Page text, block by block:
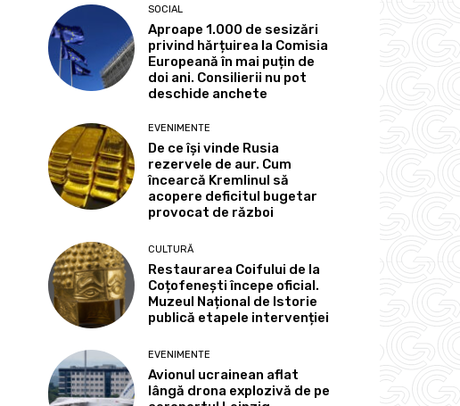
SOCIAL
Aproape 1.000 de sesizări
privind hărțuirea la Comisia
Europeană în mai puțin de
doi ani. Consilierii nu pot
deschide anchete
EVENIMENTE
De ce își vinde Rusia
rezervele de aur. Cum
încearcă Kremlinul să
acopere deficitul bugetar
provocat de război
CULTURĂ
Restaurarea Coifului de la
Coțofenești începe oficial.
Muzeul Național de Istorie
publică etapele intervenției
EVENIMENTE
Avionul ucrainean aflat
lângă drona explozivă de pe